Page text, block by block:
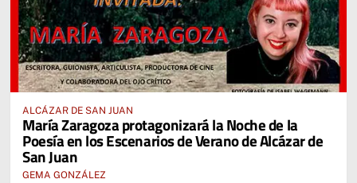
ALCÁZAR DE SAN JUAN
María Zaragoza protagonizará la Noche de la
Poesía en los Escenarios de Verano de Alcázar de
San Juan
GEMA GONZÁLEZ